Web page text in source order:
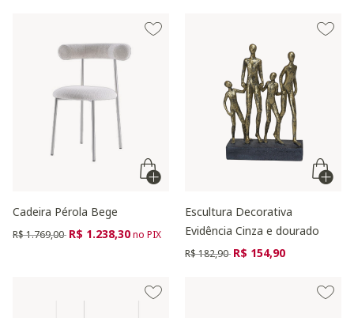
Cadeira Pérola Bege
Preço reduzido de
R$ 1.769,00 para
R$ 1.238,30no PIX
Escultura Decorativa
Evidência Cinza e dourado
Preço reduzido de
R$ 182,90 para
R$ 154,90